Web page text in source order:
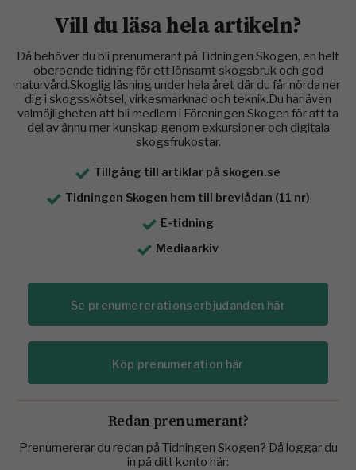
Vill du läsa hela artikeln?
Då behöver du bli prenumerant på Tidningen Skogen, en helt
oberoende tidning för ett lönsamt skogsbruk och god
naturvård.Skoglig läsning under hela året där du får nörda ner
dig i skogsskötsel, virkesmarknad och teknik.Du har även
valmöjligheten att bli medlem i Föreningen Skogen för att ta
del av ännu mer kunskap genom exkursioner och digitala
skogsfrukostar.
Tillgång till artiklar på skogen.se
Tidningen Skogen hem till brevlådan (11 nr)
E-tidning
Mediaarkiv
Se prenumererationserbjudanden här
Köp prenumeration här
Redan prenumerant?
Prenumererar du redan på Tidningen Skogen? Då loggar du
in på ditt konto här: